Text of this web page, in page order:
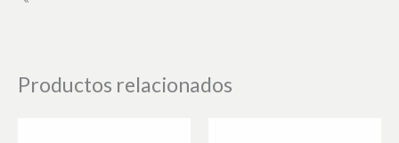
Productos relacionados